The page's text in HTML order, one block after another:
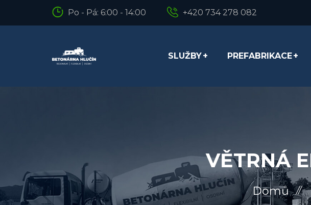
Po - Pá: 6:00 - 14:00 +420 734 278 082
SLUŽBY PREFABRIKACE
VĚTRNÁ
Domů